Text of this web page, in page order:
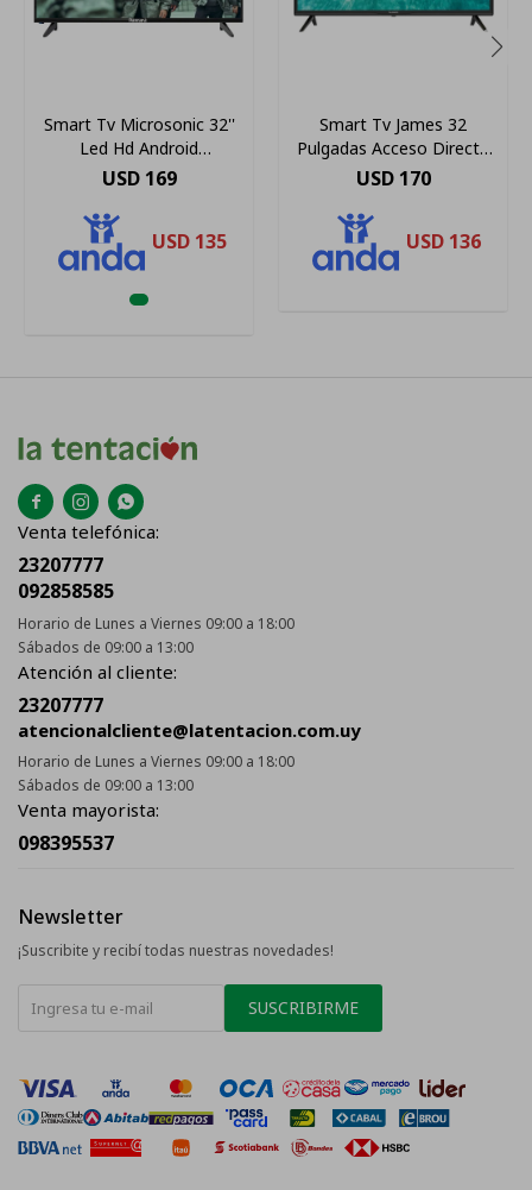
Smart Tv Microsonic 32''
Led Hd Android
Leddgsm32b1
USD 169
USD 135
Smart Tv James 32
Pulgadas Acceso Directo
Netflix Youtube 220v
USD 170
USD 136
  
Venta telefónica:
23207777
092858585
Horario de Lunes a Viernes 09:00 a 18:00
Sábados de 09:00 a 13:00
Atención al cliente:
23207777
atencionalcliente@latentacion.com.uy
Horario de Lunes a Viernes 09:00 a 18:00
Sábados de 09:00 a 13:00
Venta mayorista:
098395537
Newsletter
¡Suscribite y recibí todas nuestras novedades!
SUSCRIBIRME